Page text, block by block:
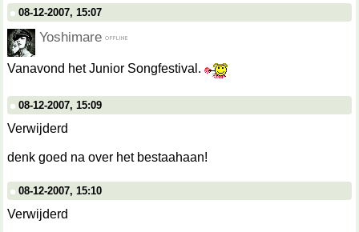
08-12-2007, 15:07
Yoshimare
Vanavond het Junior Songfestival.
08-12-2007, 15:09
Verwijderd
denk goed na over het bestaahaan!
08-12-2007, 15:10
Verwijderd